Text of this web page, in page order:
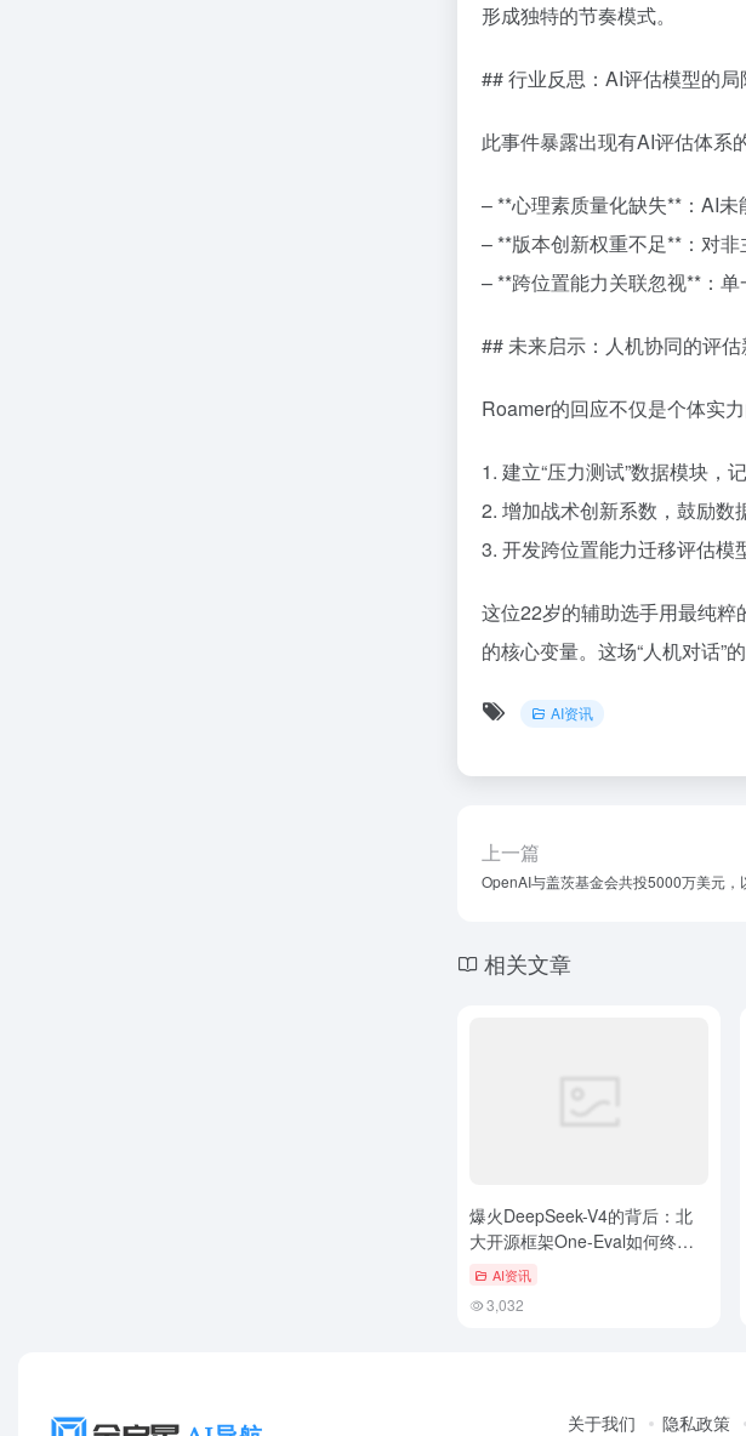
形成独特的节奏模式。
## 行业反思：AI评估模型的局
此事件暴露出现有AI评估体系
– **心理素质量化缺失**：AI
– **版本创新权重不足**：对
– **跨位置能力关联忽视**：
## 未来启示：人机协同的评估
Roamer的回应不仅是个体实
1. 建立“压力测试”数据模块，
2. 增加战术创新系数，鼓励数
3. 开发跨位置能力迁移评估模
这位22岁的辅助选手用最纯
的核心变量。这场“人机对话”
AI资讯
上一篇
OpenAI与盖茨基金会共投5000万美元
相关文章
爆火DeepSeek-V4的背后：北
大开源框架One-Eval如何终结
AI测评噩梦？
AI资讯
3,032
关于我们 隐私政策